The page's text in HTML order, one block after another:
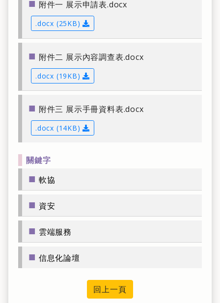
附件一 展示申請表.docx
.docx (25KB)
■ 附件二 展示內容調查表.docx
.docx (19KB)
■ 附件三 展示手冊資料表.docx
.docx (14KB)
關鍵字
■ 軟協
■ 資安
■ 雲端服務
■ 信息化論壇
回上一頁